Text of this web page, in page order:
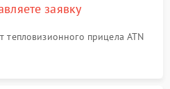
заявку
тепловизионного прицела ATN